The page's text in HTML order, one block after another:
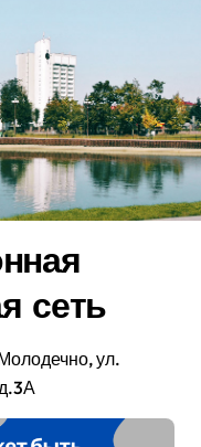
сеть
ул.